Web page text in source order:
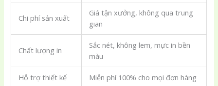
Chi phí sản xuất
Giá tận xưởng, không qua trung
gian
Chất lượng in
Sắc nét, không lem, mực in bền
màu
Hỗ trợ thiết kế Miễn phí 100% cho mọi đơn hàng